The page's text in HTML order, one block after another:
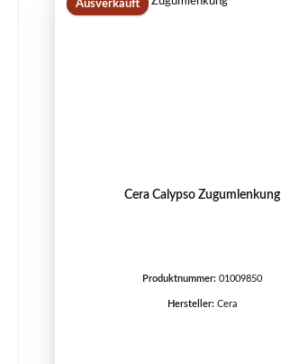
Ausverkauft
Cera Calypso Zugumlenkung
Produktnummer: 01009850
Hersteller: Cera